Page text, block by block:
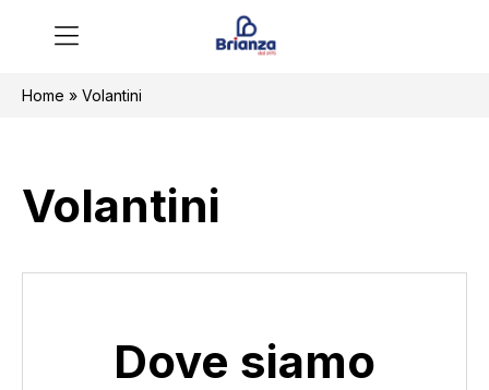
Home » Volantini
Volantini
Dove siamo